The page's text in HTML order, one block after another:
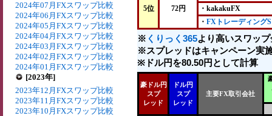
2024年07月FXスワップ比較
2024年06月FXスワップ比較
2024年05月FXスワップ比較
2024年04月FXスワップ比較
2024年03月FXスワップ比較
2024年02月FXスワップ比較
2024年01月FXスワップ比較
[2023年]
2023年12月FXスワップ比較
2023年11月FXスワップ比較
2023年10月FXスワップ比較
5位 72円
・kakakuFX
・ FXトレーディングS
※ くりっく365より高いスワッ
※スプレッドはキャンペーン実
※ドル円を80.50円として計算
豪ドル円
スプ
レッド
ドル円
スプ
レッド
主要FX取引会社